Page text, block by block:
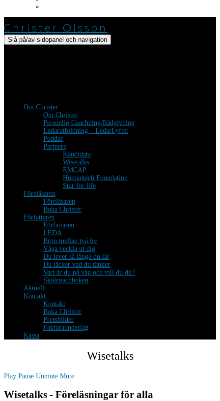
Christer Olsson
Slå på/av sidopanel och navigation
Om Christer
Om Christer
Personlig Coachning/Rådgivning
Ledarutbildning – LedarLyftet
Poddar
Partners
Kandidata
Wisetalks
EMCAP
Humantech Foundation
Star for life
Föreläsaren
Föreläsaren
Boka Christer
Författaren
Författaren
LEDA
Bron mellan två liv
Våga veckla ut dig
Du lever så länge du lär
Du läcker vad du tänker
Vart är du på väg och vill du dit?
Skolcoachboken
Aktuellt
Kontakt
Kontakt
Boka Christer
Pressbilder
Fakturaunderlag
Kassa
Wisetalks
Play Pause Unmute Mute
Wisetalks - Föreläsningar för alla